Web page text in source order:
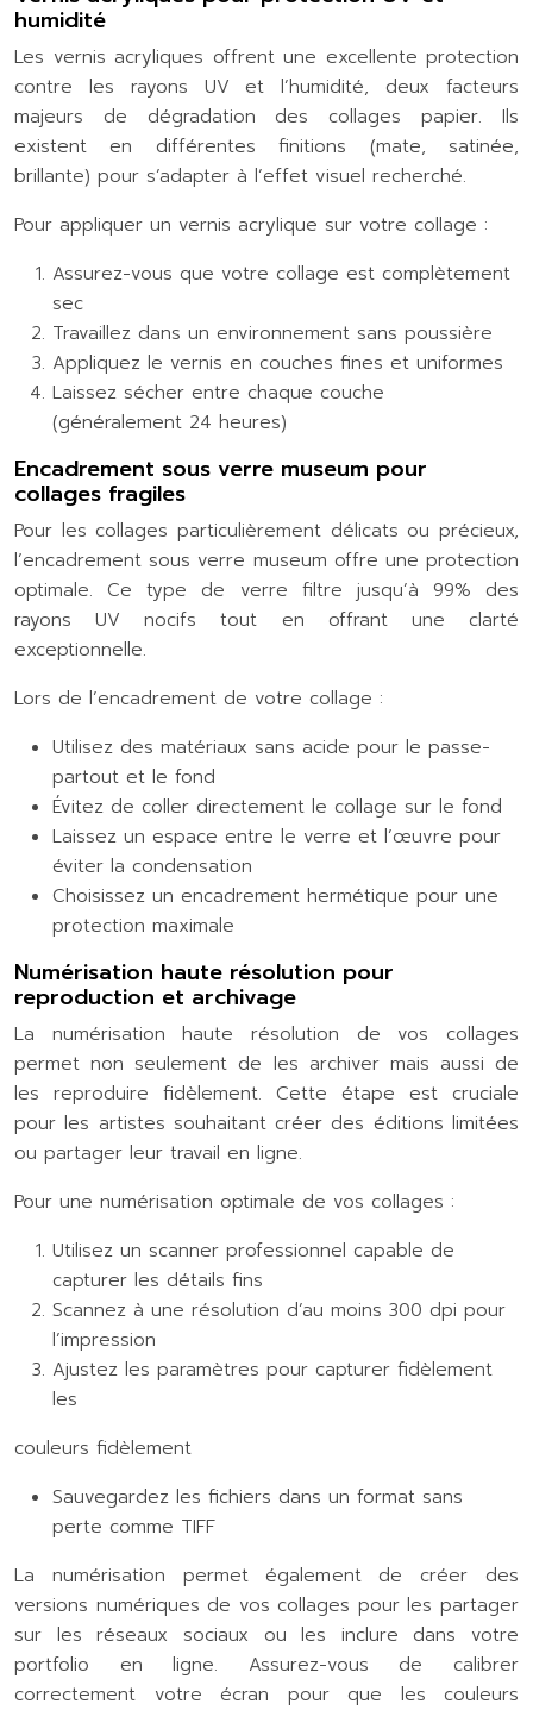
humidité
Les vernis acryliques offrent une excellente protection
contre les rayons UV et l’humidité, deux facteurs
majeurs de dégradation des collages papier. Ils
existent en différentes finitions (mate, satinée,
brillante) pour s’adapter à l’effet visuel recherché.
Pour appliquer un vernis acrylique sur votre collage :
Assurez-vous que votre collage est complètement
sec
Travaillez dans un environnement sans poussière
Appliquez le vernis en couches fines et uniformes
Laissez sécher entre chaque couche
(généralement 24 heures)
Encadrement sous verre museum pour
collages fragiles
Pour les collages particulièrement délicats ou précieux,
l’encadrement sous verre museum offre une protection
optimale. Ce type de verre filtre jusqu’à 99% des
rayons UV nocifs tout en offrant une clarté
exceptionnelle.
Lors de l’encadrement de votre collage :
Utilisez des matériaux sans acide pour le passe-
partout et le fond
Évitez de coller directement le collage sur le fond
Laissez un espace entre le verre et l’œuvre pour
éviter la condensation
Choisissez un encadrement hermétique pour une
protection maximale
Numérisation haute résolution pour
reproduction et archivage
La numérisation haute résolution de vos collages
permet non seulement de les archiver mais aussi de
les reproduire fidèlement. Cette étape est cruciale
pour les artistes souhaitant créer des éditions limitées
ou partager leur travail en ligne.
Pour une numérisation optimale de vos collages :
Utilisez un scanner professionnel capable de
capturer les détails fins
Scannez à une résolution d’au moins 300 dpi pour
l’impression
Ajustez les paramètres pour capturer fidèlement
les
couleurs fidèlement
Sauvegardez les fichiers dans un format sans
perte comme TIFF
La numérisation permet également de créer des
versions numériques de vos collages pour les partager
sur les réseaux sociaux ou les inclure dans votre
portfolio en ligne. Assurez-vous de calibrer
correctement votre écran pour que les couleurs